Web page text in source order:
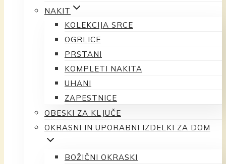
NAKIT
KOLEKCIJA SRCE
OGRLICE
PRSTANI
KOMPLETI NAKITA
UHANI
ZAPESTNICE
OBESKI ZA KLJUČE
OKRASNI IN UPORABNI IZDELKI ZA DOM
BOŽIČNI OKRASKI